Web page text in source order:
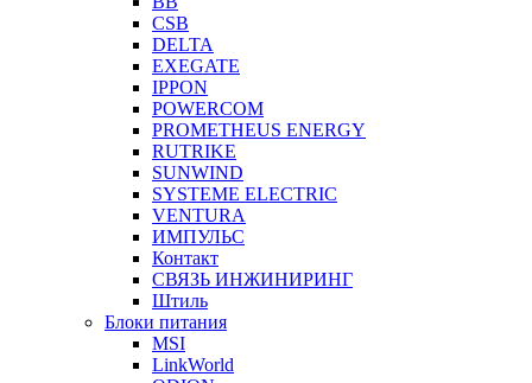
CSB
DELTA
EXEGATE
IPPON
POWERCOM
PROMETHEUS ENERGY
RUTRIKE
SUNWIND
SYSTEME ELECTRIC
VENTURA
ИМПУЛЬС
Контакт
СВЯЗЬ ИНЖИНИРИНГ
Штиль
Блоки питания
MSI
LinkWorld